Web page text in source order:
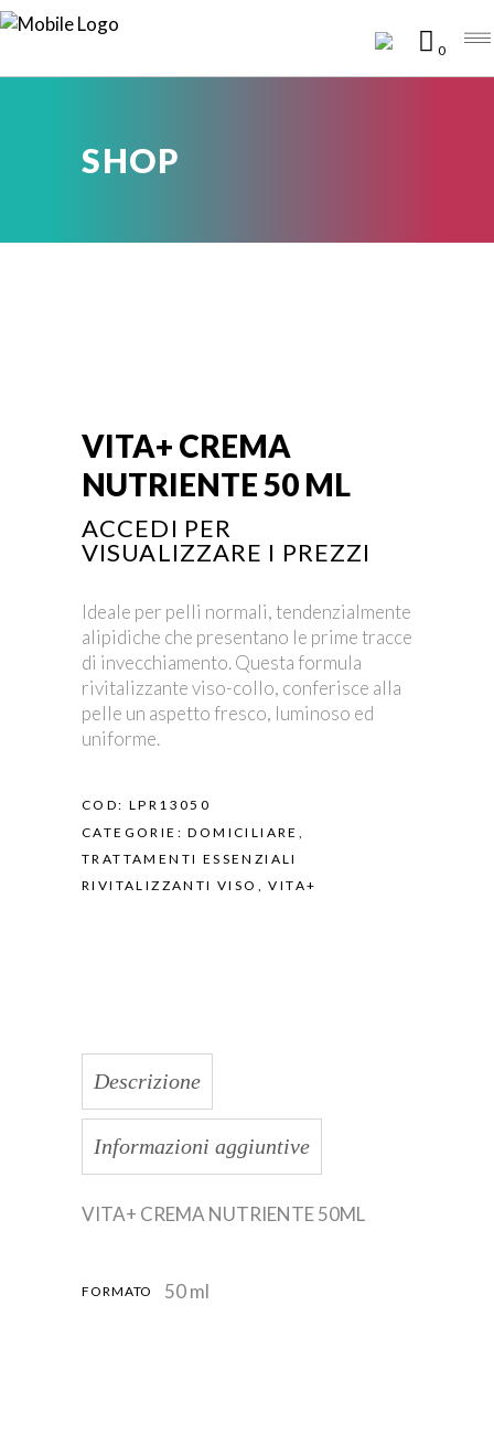
0
SHOP
VITA+ CREMA
NUTRIENTE 50 ML
ACCEDI PER
VISUALIZZARE I PREZZI
Ideale per pelli normali, tendenzialmente
alipidiche che presentano le prime tracce
di invecchiamento. Questa formula
rivitalizzante viso-collo, conferisce alla
pelle un aspetto fresco, luminoso ed
uniforme.
COD: LPR13050
CATEGORIE:DOMICILIARE
TRATTAMENTI ESSENZIALI
RIVITALIZZANTI VISO
,VITA+
Descrizione
Informazioni aggiuntive
VITA+ CREMA NUTRIENTE 50ML
FORMATO 50 ml